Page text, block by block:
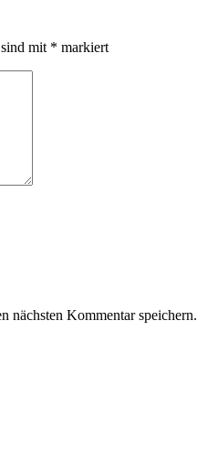
mit * markiert
nächsten Kommentar speichern.